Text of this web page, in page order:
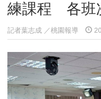
練課程 各班
記者葉志成 ／桃園報導